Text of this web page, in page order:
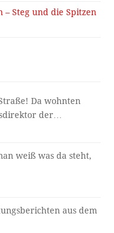
Steg und die Spitzen
Da wohnten
der…
weiß was da steht,
aus dem